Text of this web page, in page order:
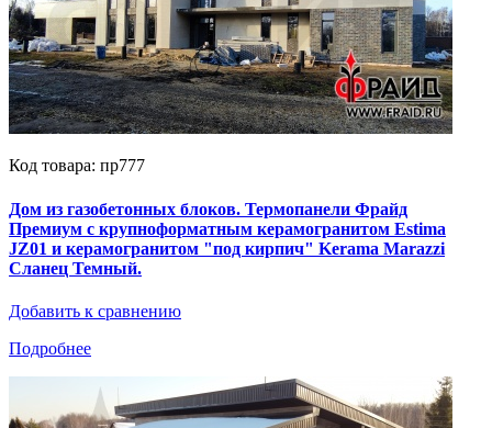
Код товара: пр777
Дом из газобетонных блоков. Термопанели Фрайд
Премиум с крупноформатным керамогранитом Estima
JZ01 и керамогранитом "под кирпич" Kerama Marazzi
Сланец Темный.
Добавить к сравнению
Подробнее